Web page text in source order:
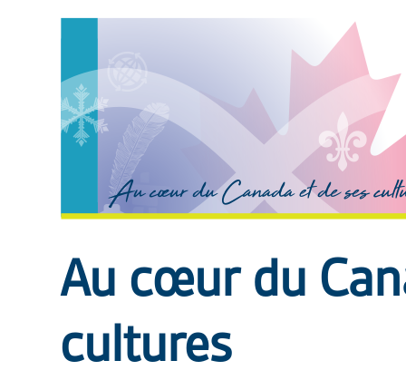
Au cœur du
cultures